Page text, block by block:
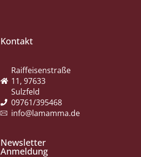
Kontakt
Raiffeisenstraße
11, 97633
Sulzfeld
09761/395468
info@lamamma.de
Newsletter
Anmeldung